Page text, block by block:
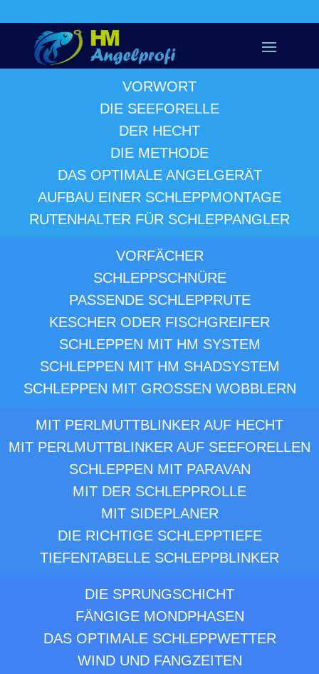
VORWORT
DIE SEEFORELLE
DER HECHT
DIE METHODE
DAS OPTIMALE ANGELGERÄT
AUFBAU EINER SCHLEPPMONTAGE
RUTENHALTER FÜR SCHLEPPANGLER
VORFÄCHER
SCHLEPPSCHNÜRE
PASSENDE SCHLEPPRUTE
KESCHER ODER FISCHGREIFER
SCHLEPPEN MIT HM SYSTEM
SCHLEPPEN MIT HM SHADSYSTEM
SCHLEPPEN MIT GROSSEN WOBBLERN
MIT PERLMUTTBLINKER AUF HECHT
MIT PERLMUTTBLINKER AUF SEEFORELLEN
SCHLEPPEN MIT PARAVAN
MIT DER SCHLEPPROLLE
MIT SIDEPLANER
DIE RICHTIGE SCHLEPPTIEFE
TIEFENTABELLE SCHLEPPBLINKER
DIE SPRUNGSCHICHT
FÄNGIGE MONDPHASEN
DAS OPTIMALE SCHLEPPWETTER
WIND UND FANGZEITEN